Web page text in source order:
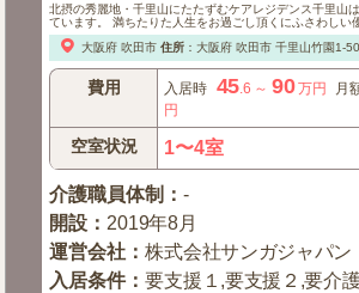
北摂の秀麗地・千里山にたたずむケアレジデンス千里山
ています。 満ちたりた人生をお過ごし頂くにふさわしい
大阪府 吹田市 住所： 大阪府 吹田市千里山竹園1-
費用 入居時 45.6 ～ 90万円 月
円
空室状況 1〜4室
介護職員体制 ：-
開設 ： 2019年8月
運営会社 ：株式会社サンガジャパン
入居条件：要支援１,要支援２,要介